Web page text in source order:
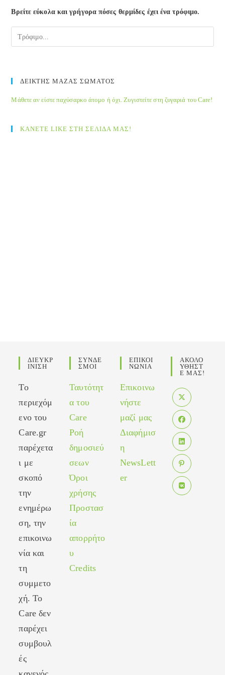
Βρείτε εύκολα και γρήγορα πόσες θερμίδες έχει ένα τρόφιμο.
ΔΕΙΚΤΗΣ ΜΑΖΑΣ ΣΩΜΑΤΟΣ
Μάθετε αν είστε παχύσαρκο άτομο ή όχι. Ζυγιστείτε στη ζυγαριά του Care!
ΚΑΝΕΤΕ LIKE ΣΤΗ ΣΕΛΙΔΑ ΜΑΣ!
ΔΙΕΥΚΡ
ΙΝΙΣΗ
Το
περιεχόμ
ενο του
Care.gr
παρέχετα
ι με
σκοπό
την
ενημέρω
ση, την
επικοινω
νία και
τη
συμμετο
χή. Το
Care δεν
παρέχει
συμβουλ
ές
ΣΥΝΔΕ
ΣΜΟΙ
Ταυτότητ
α του
Care
Ροή
δημοσιεύ
σεων
Όροι
χρήσης
Προστασ
ία
απορρήτο
υ
Credits
ΕΠΙΚΟΙ
ΝΩΝΙΑ
Επικοινω
νήστε
μαζί μας
Διαφήμισ
η
NewsLett
er
ΑΚΟΛΟ
ΥΘΗΣΤ
Ε ΜΑΣ!
Opens
in
a
new
tab
Opens
in
a
new
tab
Opens
in
a
new
Opens
in